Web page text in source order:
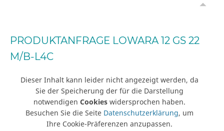
PRODUKTANFRAGE LOWARA 12 GS 22
M/B-L4C
Dieser Inhalt kann leider nicht angezeigt werden, da
Sie der Speicherung der für die Darstellung
notwendigen Cookies widersprochen haben.
Besuchen Sie die Seite Datenschutzerklärung, um
Ihre Cookie-Präferenzen anzupassen.